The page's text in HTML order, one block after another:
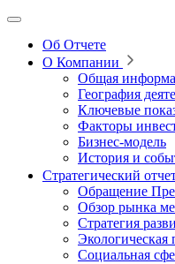
Об Отчете
О Компании
Общая
География
Ключевые
Факторы
Бизнес-модель
История и
Стратегический
Обращение
Обзор рынка
Стратегия
Экологическая
Социальная